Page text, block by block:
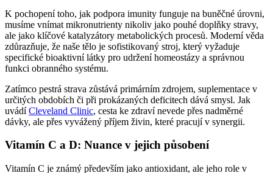
K pochopení toho, jak podpora imunity funguje na buněčné úrovni,
musíme vnímat mikronutrienty nikoliv jako pouhé doplňky stravy,
ale jako klíčové katalyzátory metabolických procesů. Moderní věda
zdůrazňuje, že naše tělo je sofistikovaný stroj, který vyžaduje
specifické bioaktivní látky pro udržení homeostázy a správnou
funkci obranného systému.
Zatímco pestrá strava zůstává primárním zdrojem, suplementace v
určitých obdobích či při prokázaných deficitech dává smysl. Jak
uvádíCleveland Clinic, cesta ke zdraví nevede přes nadměrné
dávky, ale přes vyvážený příjem živin, které pracují v synergii.
Vitamín C a D: Nuance v jejich působení
Vitamín C je známý především jako antioxidant, ale jeho role v